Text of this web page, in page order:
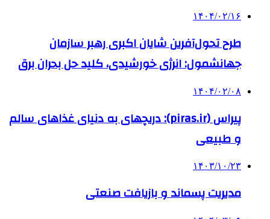
۱۴۰۴/۰۲/۱۶
طرح تحول‌آفرین شایان اکبری رهبر سازمان
جهانشمول: انرژی خورشیدی، کلید حل بحران برق
۱۴۰۴/۰۲/۰۸
پیراس (piras.ir): دریچهای به دنیای غذاهای سالم
و طبیعی
۱۴۰۳/۱۰/۲۳
مدیریت پسماند و بازیافت صنعتی